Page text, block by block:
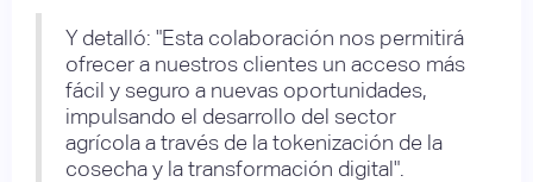
Y detalló: "Esta colaboración nos permitirá
ofrecer a nuestros clientes un acceso más
fácil y seguro a nuevas oportunidades,
impulsando el desarrollo del sector
agrícola a través de la tokenización de la
cosecha y la transformación digital".